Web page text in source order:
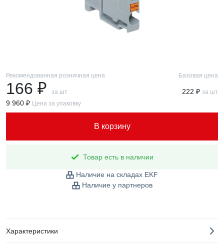
Рекомендованная розничная цена
166 ₽ за шт
Базовая цена
222 ₽ за шт
9 960 ₽ Цена за упаковку
В корзину
Товар есть в наличии
Наличие на складах EKF
Наличие у партнеров
Характеристики